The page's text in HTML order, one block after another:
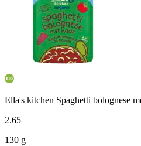
Ella's kitchen Spaghetti bolognese
2.65
130 g